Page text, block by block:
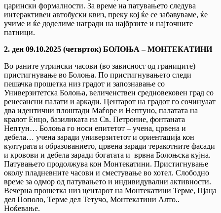
царински формалности. За време на патувањето следува
интерактивен автобуски квиз, преку кој ќе се забавуваме, ќе
учиме и ќе доделиме награди на најбрзите и најточните
патници.
2. ден 09.10.2025 (четврток) БОЛОЊА – МОНТЕКАТИНИ
Во раните утрински часови (во зависност од границите)
пристигнување во Болоња. По пристигнувањето следи
пешачка прошетка низ градот и запознавање со
Универзитетска Болоња, величенствен средновековен град со
ренесансни палати и аркади. Центарот на градот го сочинуаат
два идентични плоштади Маѓоре и Нептуно, палатата на
кралот Енцо, базиликата на Св. Петроние, фонтаната
Нептун… Болоња го носи епитетот – учена, црвена и
дебела… учена заради универзитетот и ориентација кон
културата и образованието, црвена заради теракотните фасади
и кровови и дебела заради богатата и врвна Болоњска кујна.
Патувањето продолжува кон Монтекатини. Пристигнување
околу пладневните часови и сместување во хотел. Слободно
време за одмор од патувањето и индивидувални активности.
Вечерна прошетка низ центарот на Монтекатини Терме, Пјаца
дел Пополо, Терме дел Тетучо, Монтекатини Алто..
Ноќевање.